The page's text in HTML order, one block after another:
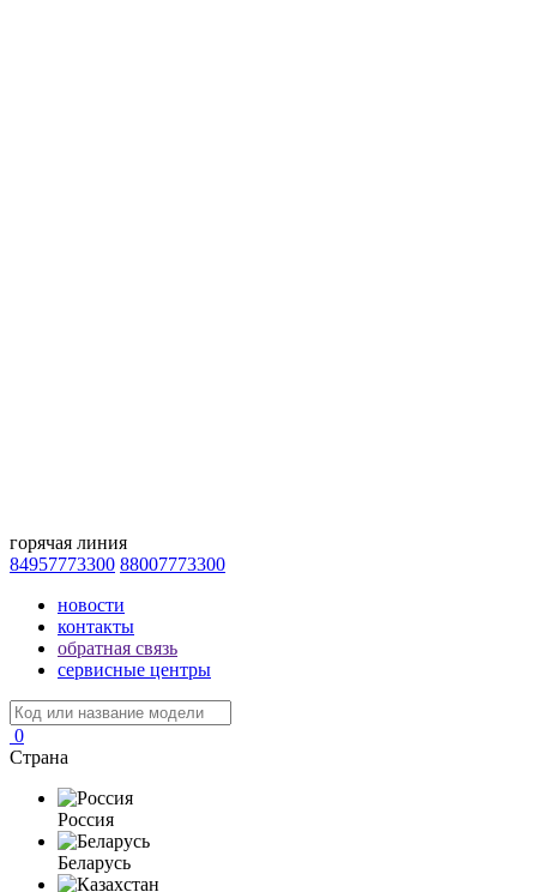
горячая линия
84957773300 88007773300
новости
контакты
обратная связь
сервисные центры
0
Страна
Россия
Беларусь